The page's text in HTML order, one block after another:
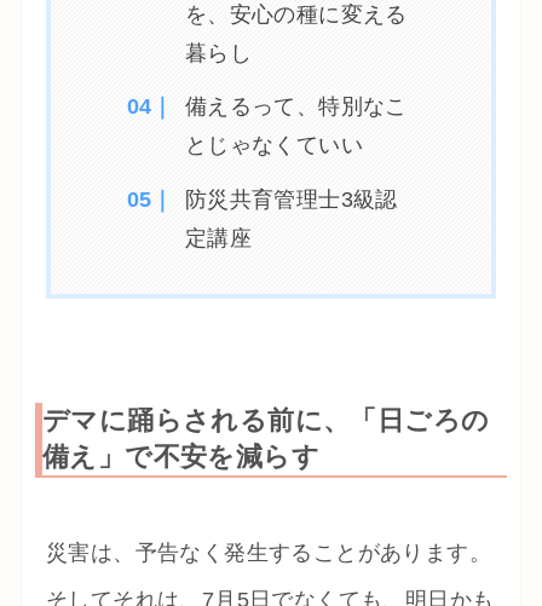
を、安心の種に変える
暮らし
備えるって、特別なこ
とじゃなくていい
防災共育管理士3級認
定講座
デマに踊らされる前に、「日ごろの
備え」で不安を減らす
災害は、予告なく発生することがあります。
そしてそれは、7月5日でなくても、明日かも